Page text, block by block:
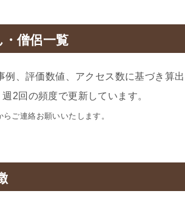
僧侶一覧
、評価数値、アクセス数に基づき算出
2回の頻度で更新しています。
らご連絡お願いいたします。